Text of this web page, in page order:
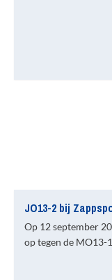
JO13-2 bij
Op 12 september
op tegen de MO13-